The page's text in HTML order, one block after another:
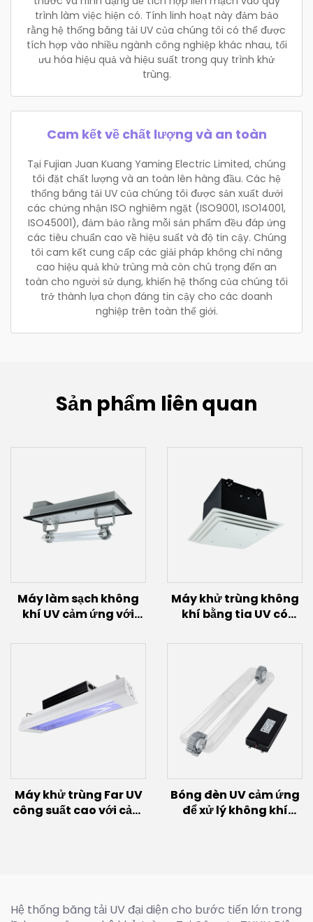
trình làm việc hiện có. Tính linh hoạt này đảm bảo
rằng hệ thống băng tải UV của chúng tôi có thể được
tích hợp vào nhiều ngành công nghiệp khác nhau, tối
ưu hóa hiệu quả và hiệu suất trong quy trình khử
trùng.
Cam kết về chất lượng và an toàn
Tại Fujian Juan Kuang Yaming Electric Limited, chúng
tôi đặt chất lượng và an toàn lên hàng đầu. Các hệ
thống băng tải UV của chúng tôi được sản xuất dưới
các chứng nhận ISO nghiêm ngặt (ISO9001, ISO14001,
ISO45001), đảm bảo rằng mỗi sản phẩm đều đáp ứng
các tiêu chuẩn cao về hiệu suất và độ tin cậy. Chúng
tôi cam kết cung cấp các giải pháp không chỉ nâng
cao hiệu quả khử trùng mà còn chú trọng đến an
toàn cho người sử dụng, khiến hệ thống của chúng tôi
trở thành lựa chọn đáng tin cậy cho các doanh
nghiệp trên toàn thế giới.
Sản phẩm liên quan
Máy làm sạch không
khí UV cảm ứng với
(200W~600W)
Máy khử trùng không
khí bằng tia UV có
Máy khử trùng Far UV
công suất cao với cảm
Bóng đèn UV cảm ứng
để xử lý không khí
Hệ thống băng tải UV đại diện cho bước tiến lớn trong